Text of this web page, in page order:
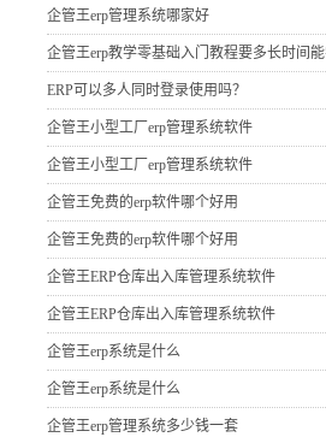
企管王erp管理系统哪家好
企管王erp教学零基础入门教程要多长时间
ERP可以多人同时登录使用吗？
企管王小型工厂erp管理系统软件
企管王小型工厂erp管理系统软件
企管王免费的erp软件哪个好用
企管王免费的erp软件哪个好用
企管王ERP仓库出入库管理系统软件
企管王ERP仓库出入库管理系统软件
企管王erp系统是什么
企管王erp系统是什么
企管王erp管理系统多少钱一套